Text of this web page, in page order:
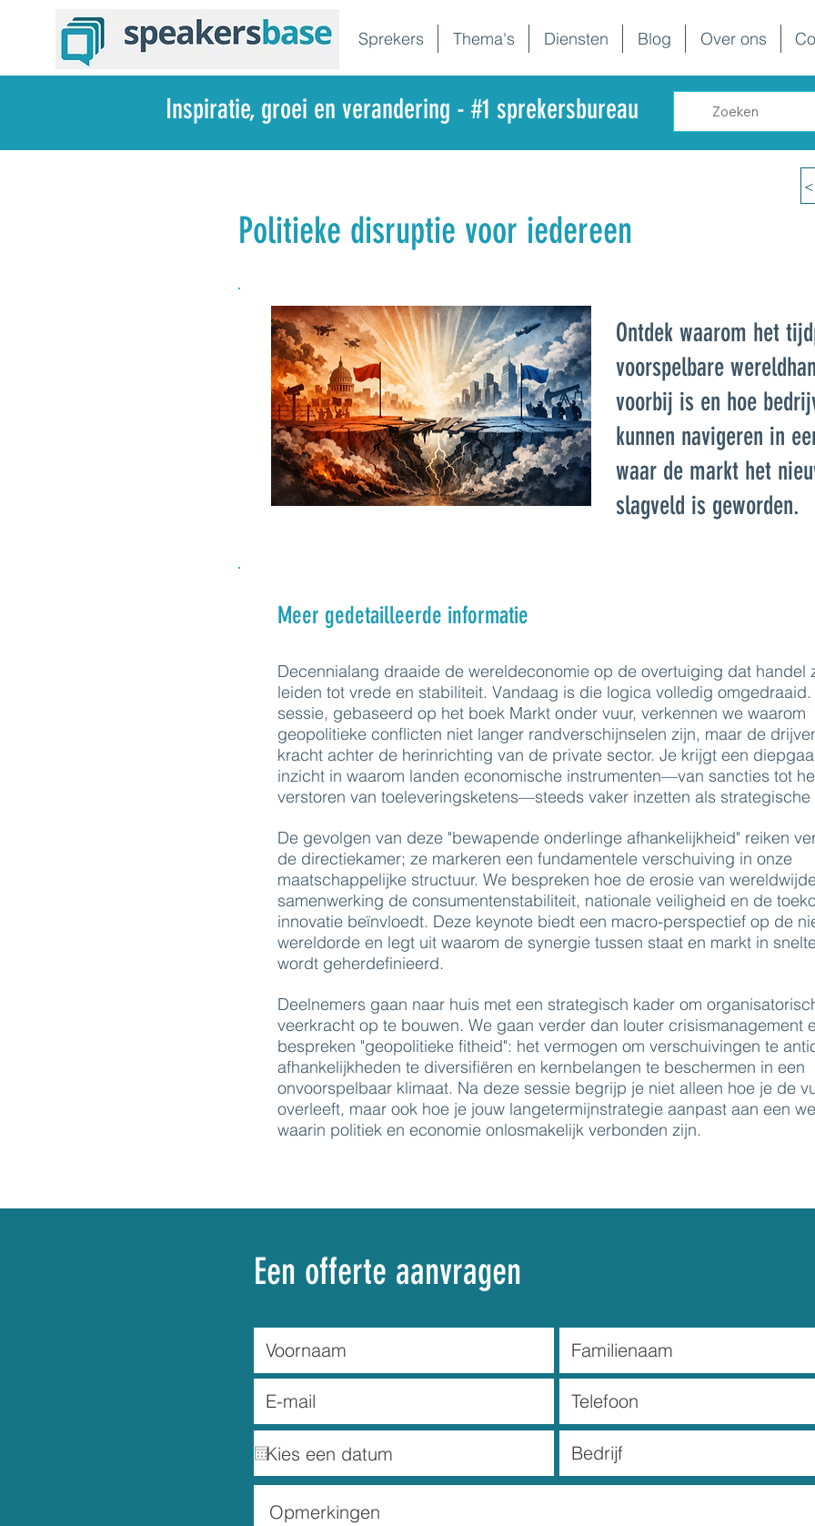
Sprekers Thema's Diensten Blog Over ons
Politieke disruptie voor iedereen
Ontdek waarom het
voorspelbare
voorbij is en hoe
kunnen navigeren in
waar de markt het
slagveld is geworden.
Meer gedetailleerde informatie
Decennialang draaide de wereldeconomie op de overtuiging dat handel
leiden tot vrede en stabiliteit. Vandaag is die logica volledig
sessie, gebaseerd op het boek Markt onder vuur, verkennen we waarom
geopolitieke conflicten niet langer randverschijnselen zijn, maar de
kracht achter de herinrichting van de private sector. Je krijgt een
inzicht in waarom landen economische instrumenten—van sancties tot
verstoren van toeleveringsketens—steeds vaker inzetten als strategische
De gevolgen van deze "bewapende onderlinge afhankelijkheid" reiken
de directiekamer; ze markeren een fundamentele verschuiving in onze
maatschappelijke structuur. We bespreken hoe de erosie van
samenwerking de consumentenstabiliteit, nationale veiligheid en de
innovatie beïnvloedt. Deze keynote biedt een macro-perspectief op de
wereldorde en legt uit waarom de synergie tussen staat en markt in
wordt geherdefinieerd.
Deelnemers gaan naar huis met een strategisch kader om
veerkracht op te bouwen. We gaan verder dan louter crisismanagement
bespreken "geopolitieke fitheid": het vermogen om verschuivingen te
afhankelijkheden te diversifiëren en kernbelangen te beschermen in een
onvoorspelbaar klimaat. Na deze sessie begrijp je niet alleen hoe je de
overleeft, maar ook hoe je jouw langetermijnstrategie aanpast aan een
waarin politiek en economie onlosmakelijk verbonden zijn.
Een offerte aanvragen
Inspiratie, groei en verandering - #1 sprekersbureau